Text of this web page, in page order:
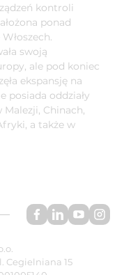
kontroli
ponad
swoją
ale pod koniec
ekspansję na
posiada oddziały
Chinach,
a także w
Cegielniana 15